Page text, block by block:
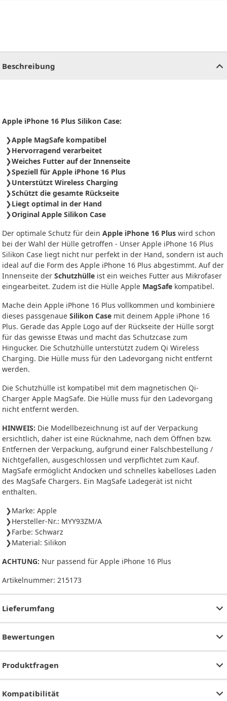
Beschreibung
Apple iPhone 16 Plus Silikon Case:
Apple MagSafe kompatibel
Hervorragend verarbeitet
Weiches Futter auf der Innenseite
Speziell für Apple iPhone 16 Plus
Unterstützt Wireless Charging
Schützt die gesamte Rückseite
Liegt optimal in der Hand
Original Apple Silikon Case
Der optimale Schutz für dein Apple iPhone 16 Plus wird schon
bei der Wahl der Hülle getroffen - Unser Apple iPhone 16 Plus
Silikon Case liegt nicht nur perfekt in der Hand, sondern ist auch
ideal auf die Form des Apple iPhone 16 Plus abgestimmt. Auf der
Innenseite der Schutzhülle ist ein weiches Futter aus Mikrofaser
eingearbeitet. Zudem ist die Hülle Apple MagSafe kompatibel.
Mache dein Apple iPhone 16 Plus vollkommen und kombiniere
dieses passgenaue Silikon Case mit deinem Apple iPhone 16
Plus. Gerade das Apple Logo auf der Rückseite der Hülle sorgt
für das gewisse Etwas und macht das Schutzcase zum
Hingucker. Die Schutzhülle unterstützt zudem Qi Wireless
Charging. Die Hülle muss für den Ladevorgang nicht entfernt
werden.
Die Schutzhülle ist kompatibel mit dem magnetischen Qi-
Charger Apple MagSafe. Die Hülle muss für den Ladevorgang
nicht entfernt werden.
HINWEIS: Die Modellbezeichnung ist auf der Verpackung
ersichtlich, daher ist eine Rücknahme, nach dem Öffnen bzw.
Entfernen der Verpackung, aufgrund einer Falschbestellung /
Nichtgefallen, ausgeschlossen und verpflichtet zum Kauf.
MagSafe ermöglicht Andocken und schnelles kabelloses Laden
des MagSafe Chargers. Ein MagSafe Ladegerät ist nicht
enthalten.
Marke: Apple
Hersteller-Nr.: MYY93ZM/A
Farbe: Schwarz
Material: Silikon
ACHTUNG: Nur passend für Apple iPhone 16 Plus
Artikelnummer: 215173
Lieferumfang
Bewertungen
Produktfragen
Kompatibilität